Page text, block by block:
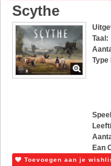
Scythe
Taal:
Type
Ean
Toevoegen aan je